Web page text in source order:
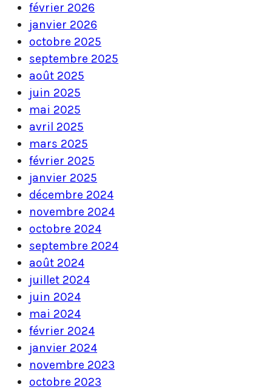
février 2026
janvier 2026
octobre 2025
septembre 2025
août 2025
juin 2025
mai 2025
avril 2025
mars 2025
février 2025
janvier 2025
décembre 2024
novembre 2024
octobre 2024
septembre 2024
août 2024
juillet 2024
juin 2024
mai 2024
février 2024
janvier 2024
novembre 2023
octobre 2023